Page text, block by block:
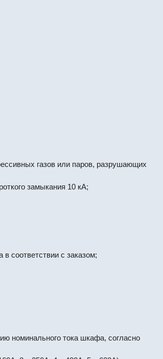
газов или паров, разрушающих
замыкания 10 кА;
соответствии с заказом;
номинального тока шкафа, согласно